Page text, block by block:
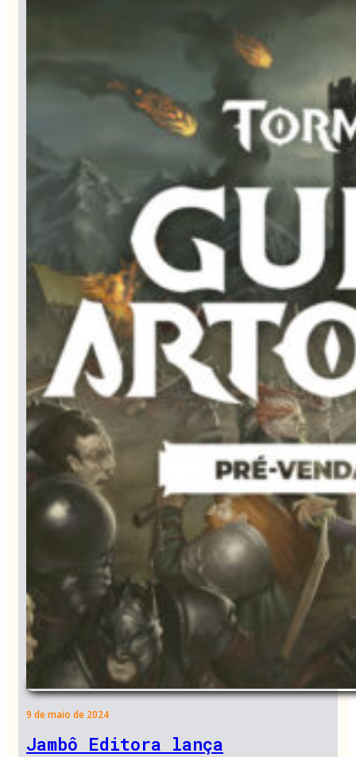
9 de maio de 2024
Jambô Editora lança